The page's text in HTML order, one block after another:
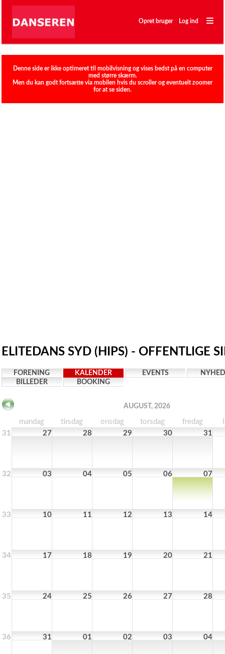
―
―
―
Opret bruger Log ind
Denne side er ikke optimeret til mobilvisning og vises bedst på en computer
med større skærm.
Men du kan godt fortsætte via mobilen hvis du scroller og eventuelt zoomer
for at se siden.
ELITEDANS SYD (HIPS) - OFFENTLIGE
FORENING KALENDER EVENTS
BILLEDER
BOOKING
AUGUST, 2026
mandag tirsdag onsdag torsdag fredag
31
27 28 29 30 31
32 03 04 05 06 07
33 10 11 12 13 14
34 17 18 19 20 21
35 24 25 26 27 28
36 31 01 02 03 04